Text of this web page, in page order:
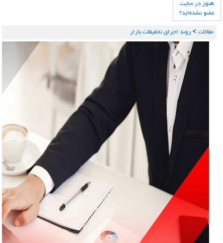
هنوز در سایت
عضو نشده‌اید؟
مقالات > روند اجرای تحقیقات بازار